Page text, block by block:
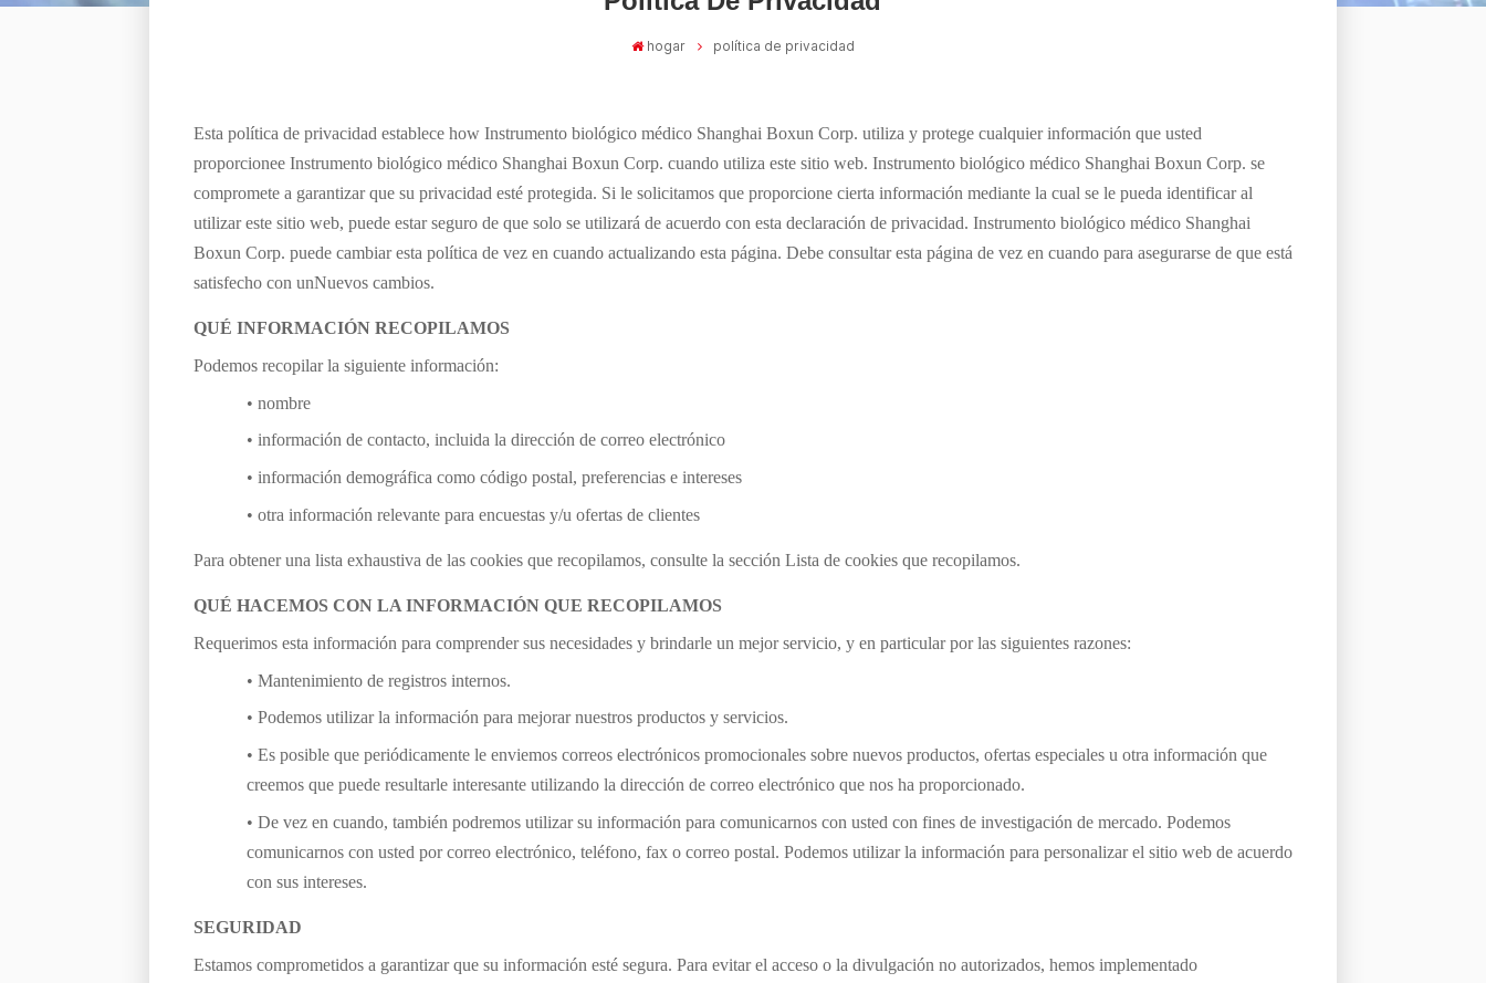
hogar política de privacidad
Esta política de privacidad establece how Instrumento biológico médico Shanghai Boxun Corp. utiliza y protege cualquier información que usted
proporcionee Instrumento biológico médico Shanghai Boxun Corp. cuando utiliza este sitio web. Instrumento biológico médico Shanghai Boxun Corp. se
compromete a garantizar que su privacidad esté protegida. Si le solicitamos que proporcione cierta información mediante la cual se le pueda identificar al
utilizar este sitio web, puede estar seguro de que solo se utilizará de acuerdo con esta declaración de privacidad. Instrumento biológico médico Shanghai
Boxun Corp. puede cambiar esta política de vez en cuando actualizando esta página. Debe consultar esta página de vez en cuando para asegurarse de que está
satisfecho con unNuevos cambios.
QUÉ INFORMACIÓN RECOPILAMOS
Podemos recopilar la siguiente información:
• nombre
• información de contacto, incluida la dirección de correo electrónico
• información demográfica como código postal, preferencias e intereses
• otra información relevante para encuestas y/u ofertas de clientes
Para obtener una lista exhaustiva de las cookies que recopilamos, consulte la sección Lista de cookies que recopilamos.
QUÉ HACEMOS CON LA INFORMACIÓN QUE RECOPILAMOS
Requerimos esta información para comprender sus necesidades y brindarle un mejor servicio, y en particular por las siguientes razones:
• Mantenimiento de registros internos.
• Podemos utilizar la información para mejorar nuestros productos y servicios.
• Es posible que periódicamente le enviemos correos electrónicos promocionales sobre nuevos productos, ofertas especiales u otra información que
creemos que puede resultarle interesante utilizando la dirección de correo electrónico que nos ha proporcionado.
• De vez en cuando, también podremos utilizar su información para comunicarnos con usted con fines de investigación de mercado. Podemos
comunicarnos con usted por correo electrónico, teléfono, fax o correo postal. Podemos utilizar la información para personalizar el sitio web de acuerdo
con sus intereses.
SEGURIDAD
Estamos comprometidos a garantizar que su información esté segura. Para evitar el acceso o la divulgación no autorizados, hemos implementado